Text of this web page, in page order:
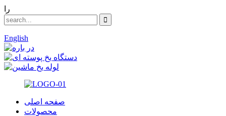
را
English
صفحه اصلی
محصولات